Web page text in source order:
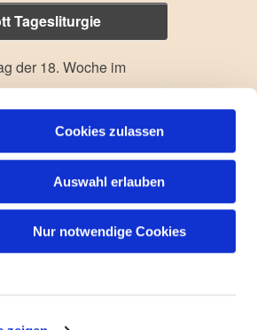
Cookies zulassen
Auswahl erlauben
Nur notwendige Cookies
Tagesliturgie
der 18. Woche im
II, Stb: II. Woche